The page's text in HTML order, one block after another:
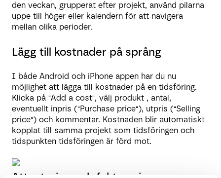
den veckan, grupperat efter projekt, använd pilarna
uppe till höger eller kalendern för att navigera
mellan olika perioder.
Lägg till kostnader på språng
I både Android och iPhone appen har du nu
möjlighet att lägga till kostnader på en tidsföring.
Klicka på "Add a cost", välj produkt , antal,
eventuellt inpris ("Purchase price"), utpris ("Selling
price") och kommentar. Kostnaden blir automatiskt
kopplat till samma projekt som tidsföringen och
tidspunkten tidsföringen är förd mot.